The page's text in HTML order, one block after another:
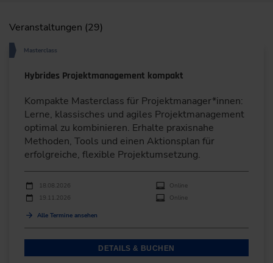
Veranstaltungen (29)
Masterclass
Hybrides Projektmanagement kompakt
Kompakte Masterclass für Projektmanager*innen:
Lerne, klassisches und agiles Projektmanagement
optimal zu kombinieren. Erhalte praxisnahe
Methoden, Tools und einen Aktionsplan für
erfolgreiche, flexible Projektumsetzung.
Durchführungen
Veranstaltungsdatum
18.08.2026
Online
19.11.2026
Online
Alle Termine ansehen
DETAILS & BUCHEN